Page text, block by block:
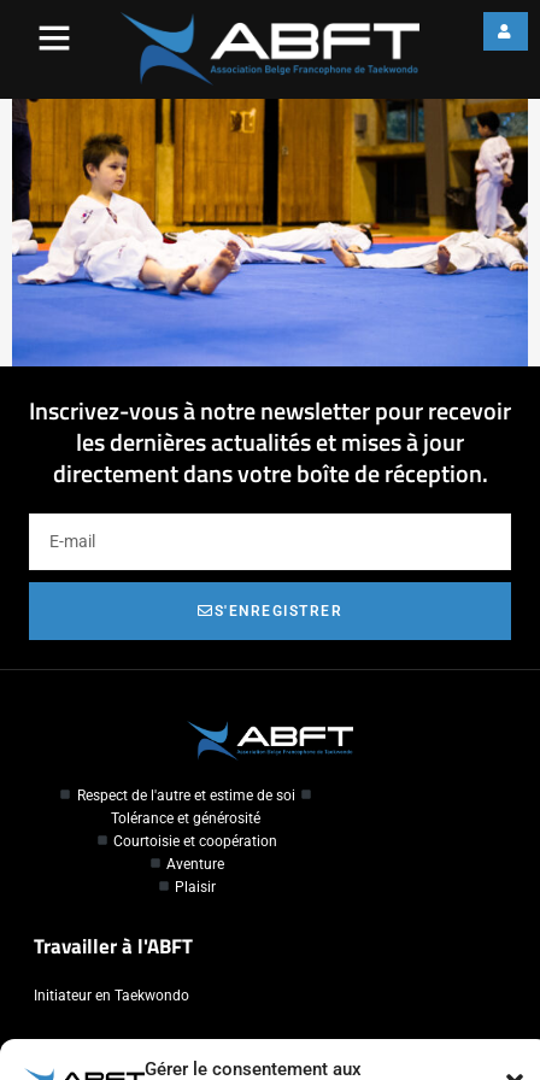
Gérer le consentement aux
Inscrivez-vous à notre newsletter pour recevoir
les dernières actualités et mises à jour
directement dans votre boîte de réception.
S'ENREGISTRER
Respect de l'autre et estime de soi
Tolérance et générosité
Courtoisie et coopération
Aventure
Plaisir
Travailler à l'ABFT
Initiateur en Taekwondo